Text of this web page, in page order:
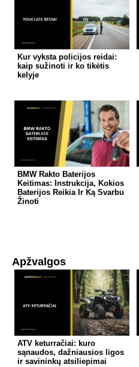
Kur vyksta policijos reidai:
kaip sužinoti ir ko tikėtis
kelyje
BMW Rakto Baterijos
Keitimas: Instrukcija, Kokios
Baterijos Reikia Ir Ką Svarbu
Žinoti
Apžvalgos
ATV keturračiai: kuro
sąnaudos, dažniausios ligos
ir savininkų atsiliepimai